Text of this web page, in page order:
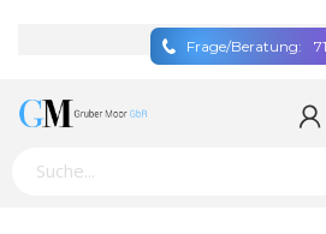
Frage/Beratung: